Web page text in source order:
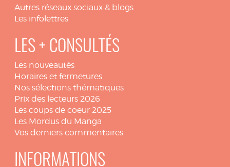
Autres réseaux sociaux & blogs
Les infolettres
LES + CONSULTÉS
Les nouveautés
Horaires et fermetures
Nos sélections thématiques
Prix des lecteurs 2026
Les coups de coeur 2025
Les Mordus du Manga
Vos derniers commentaires
INFORMATIONS